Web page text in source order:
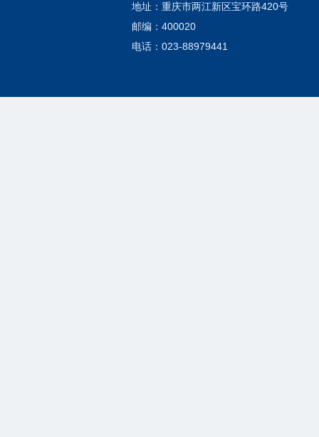
地址：重庆市两江新区宝环路420号
邮编：400020
电话：023-88979441